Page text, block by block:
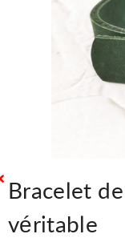
Bracelet
véritable